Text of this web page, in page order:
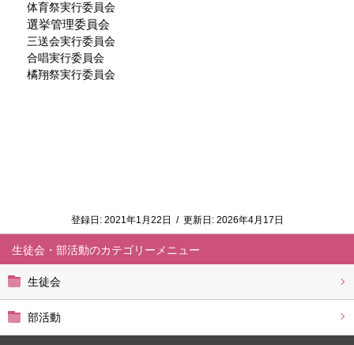
生徒会・部活動
生徒会
部活動
体育祭実行委員会
選挙管理委員会
三送会実行委員会
合唱実行委員会
橘翔祭実行委員会
登録日: 2021年1月22日 / 更新日: 2026年4月17日